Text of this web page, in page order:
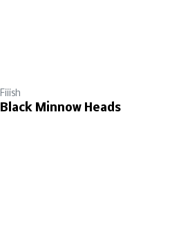
Fiiish
Black Minnow Heads